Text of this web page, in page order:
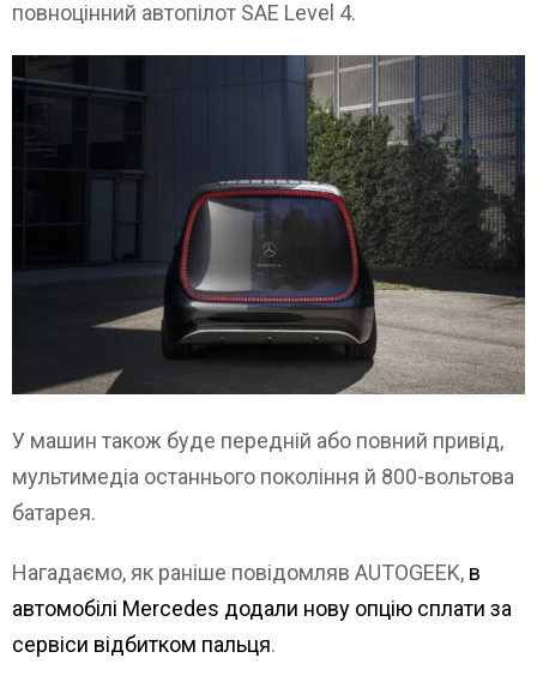
повноцінний автопілот SAE Level 4.
У машин також буде передній або повний привід,
мультимедіа останнього покоління й 800-вольтова
батарея.
Нагадаємо, як раніше повідомляв AUTOGEEK, в
автомобілі Mercedes додали нову опцію сплати за
сервіси відбитком пальця.